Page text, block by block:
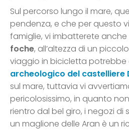
Sul percorso lungo il mare,
pendenza, e che per questo
famiglie, vi imbatterete
foche, all’altezza di un
viaggio in bicicletta potrebbe
archeologico del castelliere
sul mare, tuttavia vi
pericolosissimo, in quanto
rientro dal bel giro, i negozi di
un maglione delle Aran è un